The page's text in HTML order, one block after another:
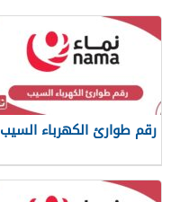
رقم طوارئ الكهرباء السيب